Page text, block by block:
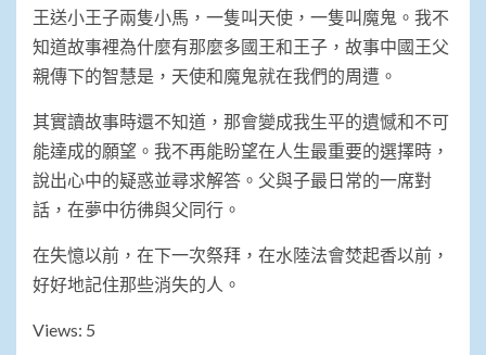
王送小王子兩隻小馬，一隻叫天使，一隻叫魔鬼。我不
知道故事裡為什麼有那麼多國王和王子，故事中國王父
親傳下的智慧是，天使和魔鬼就在我們的周遭。
其實讀故事時還不知道，那會變成我生平的遺憾和不可
能達成的願望。我不再能盼望在人生最重要的選擇時，
說出心中的疑惑並尋求解答。父與子最日常的一席對
話，在夢中彷彿與父同行。
在失憶以前，在下一次祭拜，在水陸法會焚起香以前，
好好地記住那些消失的人。
Views: 5